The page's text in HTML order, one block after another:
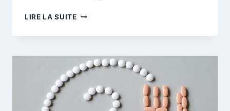
LIRE LA SUITELES
SURPRENANTS
L’HUILE
DE
POISSON